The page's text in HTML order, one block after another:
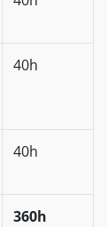
40h
40h
360h